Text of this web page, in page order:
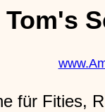
Tom's
für Fities,